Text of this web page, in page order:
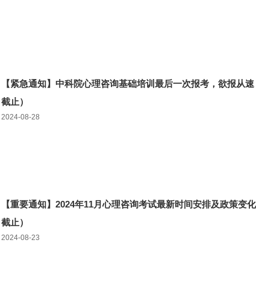
【紧急通知】中科院心理咨询基础培训最后一次报考，欲报从
截止）
2024-08-28
【重要通知】2024年11月心理咨询考试最新时间安排及政策变
截止）
2024-08-23